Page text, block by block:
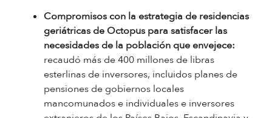
Compromisos con la estrategia de residencias
geriátricas de Octopus para satisfacer las
necesidades de la población que envejece:
recaudó más de 400 millones de libras
esterlinas de inversores, incluidos planes de
pensiones de gobiernos locales
mancomunados e individuales e inversores